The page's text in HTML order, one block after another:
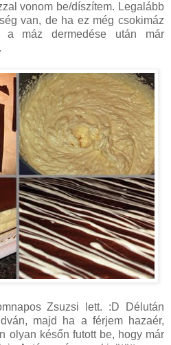
vonom be/díszítem. Legalább
van, de ha ez még csokimáz
a máz dermedése után már
Zsuzsi lett. :D Délután
majd ha a férjem hazaér,
olyan későn futott be, hogy már